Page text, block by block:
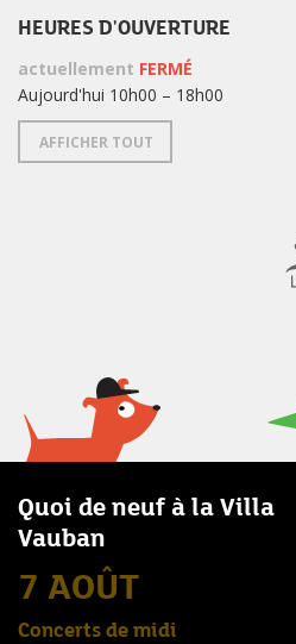
HEURES D'OUVERTURE
actuellement FERMÉ
Aujourd'hui 10h00 – 18h00
AFFICHER TOUT
Quoi de neuf à la Villa
Vauban
7 AOÛT
Concerts de midi